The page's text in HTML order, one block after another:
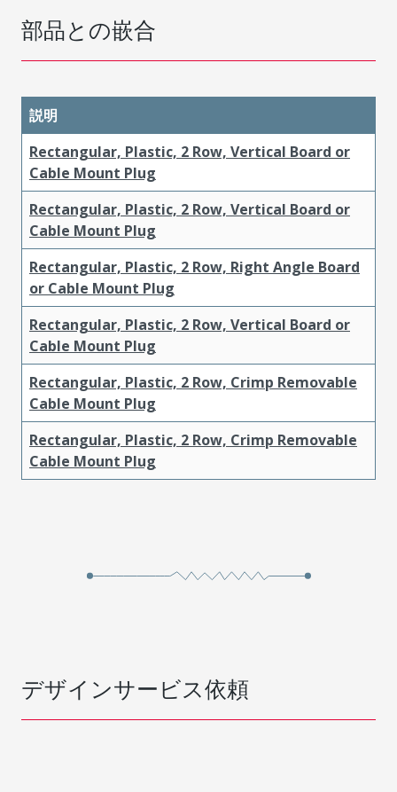
部品との嵌合
説明
Rectangular, Plastic, 2 Row, Vertical Board or
Cable Mount Plug
Rectangular, Plastic, 2 Row, Vertical Board or
Cable Mount Plug
Rectangular, Plastic, 2 Row, Right Angle Board
or Cable Mount Plug
Rectangular, Plastic, 2 Row, Vertical Board or
Cable Mount Plug
Rectangular, Plastic, 2 Row, Crimp Removable
Cable Mount Plug
Rectangular, Plastic, 2 Row, Crimp Removable
Cable Mount Plug
デザインサービス依頼